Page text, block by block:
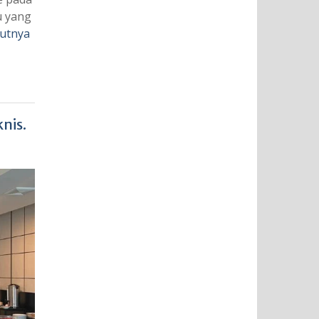
yang